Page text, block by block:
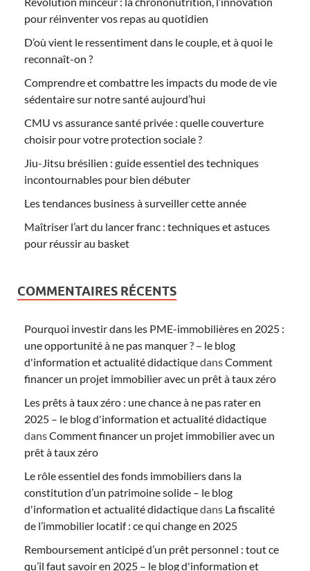
pour réinventer vos repas au quotidien
D’où vient le ressentiment dans le couple, et à quoi le
reconnaît-on ?
Comprendre et combattre les impacts du mode de vie
sédentaire sur notre santé aujourd’hui
CMU vs assurance santé privée : quelle couverture
choisir pour votre protection sociale ?
Jiu-Jitsu brésilien : guide essentiel des techniques
incontournables pour bien débuter
Les tendances business à surveiller cette année
Maîtriser l’art du lancer franc : techniques et astuces
pour réussir au basket
COMMENTAIRES RÉCENTS
Pourquoi investir dans les PME-immobilières en 2025 :
une opportunité à ne pas manquer ? – le blog
d'information et actualité didactiquedansComment
financer un projet immobilier avec un prêt à taux zéro
Les prêts à taux zéro : une chance à ne pas rater en
2025 – le blog d'information et actualité didactique
dansComment financer un projet immobilier avec un
prêt à taux zéro
Le rôle essentiel des fonds immobiliers dans la
constitution d’un patrimoine solide – le blog
d'information et actualité didactiquedans La fiscalité
de l’immobilier locatif : ce qui change en 2025
Remboursement anticipé d’un prêt personnel : tout ce
qu’il faut savoir en 2025 – le blog d'information et